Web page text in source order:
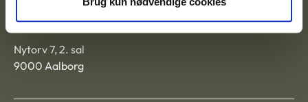
Postadresse:
Nytorv 7, 2. sal
9000 Aalborg